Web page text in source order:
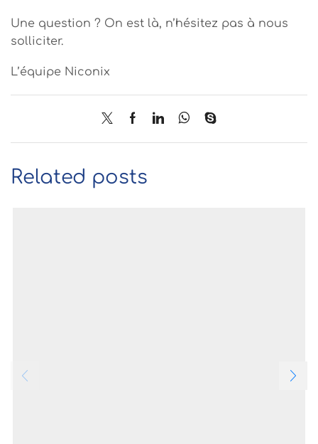
Une question ? On est là, n’hésitez pas à nous
solliciter.
L’équipe Niconix
Related posts